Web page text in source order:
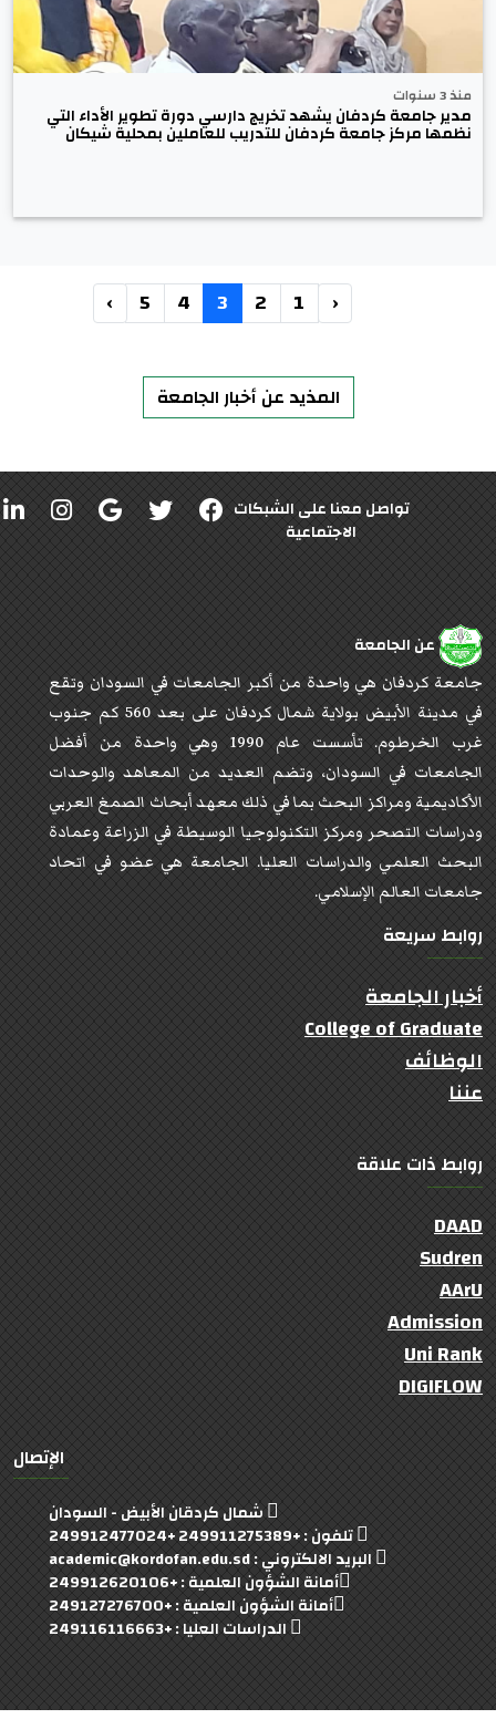
منذ 3 سنوات
مدير جامعة كردفان يشهد تخريج دارسي دورة تطوير الأداء التي
نظمها مركز جامعة كردفان للتدريب للعاملين بمحلية شيكان
‹
1
2
3
4
5
›
المذيد عن أخبار الجامعة
تواصل معنا على الشبكات
الاجتماعية
عن الجامعة
جامعة كردفان هي واحدة من أكبر الجامعات في السودان وتقع
في مدينة الأبيض بولاية شمال كردفان على بعد 560 كم جنوب
غرب الخرطوم. تأسست عام 1990 وهي واحدة من أفضل
الجامعات في السودان، وتضم العديد من المعاهد والوحدات
الأكاديمية ومراكز البحث بما في ذلك معهد أبحاث الصمغ العربي
ودراسات التصحر ومركز التكنولوجيا الوسيطة في الزراعة وعمادة
البحث العلمي والدراسات العليا. الجامعة هي عضو في اتحاد
جامعات العالم الإسلامي.
روابط سريعة
أخبار الجامعة
College of Graduate
الوظائف
عننا
روابط ذات علاقة
DAAD
Sudren
AArU
Admission
Uni Rank
DIGIFLOW
الإتصال
شمال كردقان الأبيض - السودان
تلفون : +249911275389 +249912477024
البريد الالكتروني : academic@kordofan.edu.sd
أمانة الشؤون العلمية : +249912620106
أمانة الشؤون العلمية : +249127276700
الدراسات العليا : +249116116663